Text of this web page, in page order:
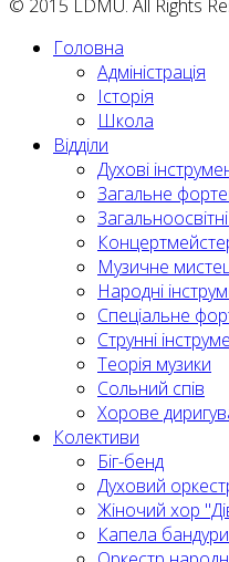
© 2015 LDMU. All Rights
Головна
Адміністрація
Історія
Школа
Відділи
Духові
Загальне
Музичне
Народні
Спеціальне
Струнні
Теорія музики
Сольний спів
Хорове
Колективи
Біг-бенд
Духовий
Жіночий хор
Капела